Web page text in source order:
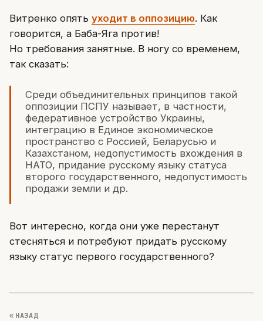
Витренко опять уходит в оппозицию. Как
говорится, а Баба-Яга против!
Но требования занятные. В ногу со временем,
так сказать:
Среди объединительных принципов такой
оппозиции ПСПУ называет, в частности,
федеративное устройство Украины,
интеграцию в Единое экономическое
пространство с Россией, Беларусью и
Казахстаном, недопустимость вхождения в
НАТО, придание русскому языку статуса
второго государственного, недопустимость
продажи земли и др.
Вот интересно, когда они уже перестанут
стесняться и потребуют придать русскому
языку статус первого государственного?
« НАЗАД